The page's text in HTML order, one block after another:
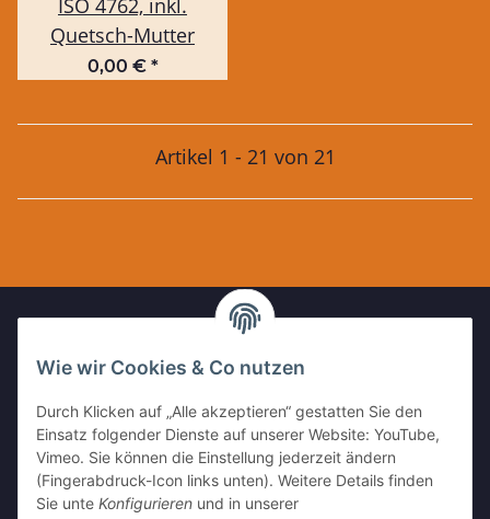
Quetsch-Mutter
0,00 € *
Artikel 1 - 21 von 21
IHR KONTAKT ZU UNS
Kleinewefersstr. 1
47803 Krefeld
Tel:+49 (0)2151 5372253
Wie wir Cookies & Co nutzen
Durch Klicken auf „Alle akzeptieren“ gestatten Sie den
Einsatz folgender Dienste auf unserer Website: YouTube,
Vimeo. Sie können die Einstellung jederzeit ändern
(Fingerabdruck-Icon links unten). Weitere Details finden
Sie unte Konfigurieren und in unserer